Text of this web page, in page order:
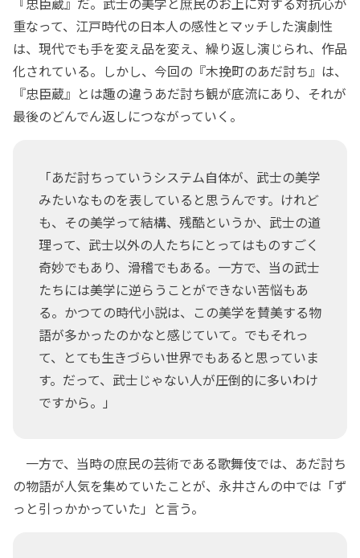
重なって、江戸時代の日本人の感性とマッチした演劇性
は、現代でも手を変え品を変え、繰り返し演じられ、作品
化されている。しかし、今回の『木挽町のあだ討ち』は、
『忠臣蔵』とは趣の違うあだ討ち観が底流にあり、それが
最後のどんでん返しにつながっていく。
「あだ討ちっていうシステム自体が、武士の美学
みたいなものを表していると思うんです。けれど
も、その美学って結構、残酷というか、武士の道
理って、武士以外の人たちにとってはものすごく
奇妙でもあり、滑稽でもある。一方で、当の武士
たちには美学に逆らうことができない苦悩もあ
る。かつての時代小説は、この美学を賛美する物
語が多かったのかなと感じていて。でもそれっ
て、とても生きづらい世界でもあると思っていま
す。だって、武士じゃない人が圧倒的に多いわけ
ですから。」
一方で、当時の庶民の芸術である歌舞伎では、あだ討ち
の物語が人気を集めていたことが、永井さんの中では「ず
っと引っかかっていた」と言う。